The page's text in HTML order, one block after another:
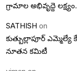
గ్రామాల అభివృద్దె
SATHISH on
కుత్బుల్లాపూర్
నూతన కమిటీ